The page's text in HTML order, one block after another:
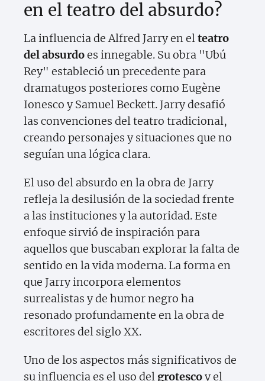
en el teatro del absurdo?
La influencia de Alfred Jarry en elteatro
del absurdoes innegable. Su obra "Ubú
Rey" estableció un precedente para
dramatugos posteriores como Eugène
Ionesco y Samuel Beckett. Jarry desafió
las convenciones del teatro tradicional,
creando personajes y situaciones que no
seguían una lógica clara.
El uso del absurdo en la obra de Jarry
refleja la desilusión de la sociedad frente
a las instituciones y la autoridad. Este
enfoque sirvió de inspiración para
aquellos que buscaban explorar la falta de
sentido en la vida moderna. La forma en
que Jarry incorpora elementos
surrealistas y de humor negro ha
resonado profundamente en la obra de
escritores del siglo XX.
Uno de los aspectos más significativos de
su influencia es el uso del grotescoy el